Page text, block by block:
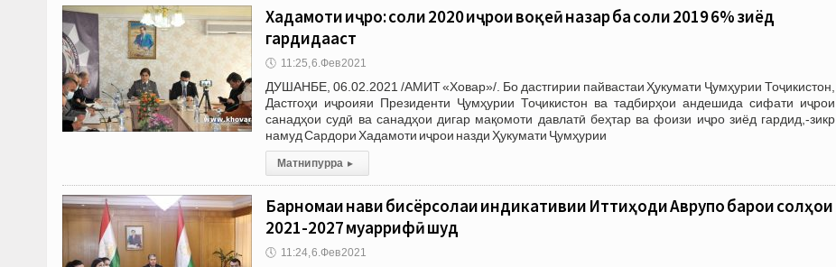
Хадамоти иҷро: соли 2020 иҷрои воқеӣ назар ба соли 2019 6% зиёд
гардидааст
🕔 11:25, 6.Фев 2021
ДУШАНБЕ, 06.02.2021 /АМИТ «Ховар»/. Бо дастгирии пайвастаи Ҳукумати Ҷумҳурии Тоҷикистон,
Дастгоҳи иҷроияи Президенти Ҷумҳурии Тоҷикистон ва тадбирҳои андешида сифати иҷрои
санадҳои судӣ ва санадҳои дигар мақомоти давлатӣ беҳтар ва фоизи иҷро зиёд гардид,-зикр
намуд Сардори Хадамоти иҷрои назди Ҳукумати Ҷумҳурии
Матни пурра ▸
Барномаи нави бисёрсолаи индикативии Иттиҳоди Аврупо барои солҳои
2021-2027 муаррифӣ шуд
🕔 11:24, 6.Фев 2021